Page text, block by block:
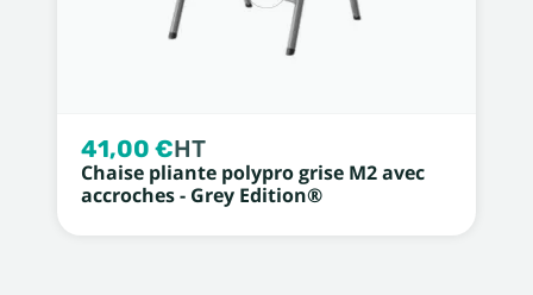
41,00 €HT
Chaise pliante polypro grise M2 avec
accroches - Grey Edition®